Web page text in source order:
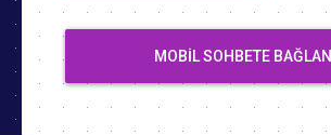
MOBIL SOHBETE BAĞLAN